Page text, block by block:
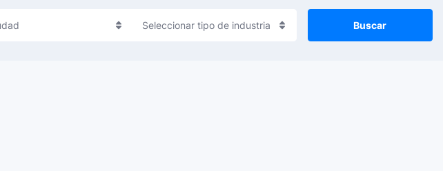
Seleccionar tipo de industria Buscar